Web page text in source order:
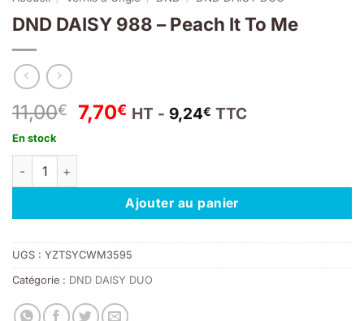
DND DAISY 988 – Peach It To Me
11,00€
Le
prix
11,00€.
7,70€Le
7,70€.
HT - 9,24€ TTC
En stock
quantité de DND DAISY 988 - Peach It To Me
Ajouter au panier
UGS : YZTSYCWM3595
Catégorie : DND DAISY DUO